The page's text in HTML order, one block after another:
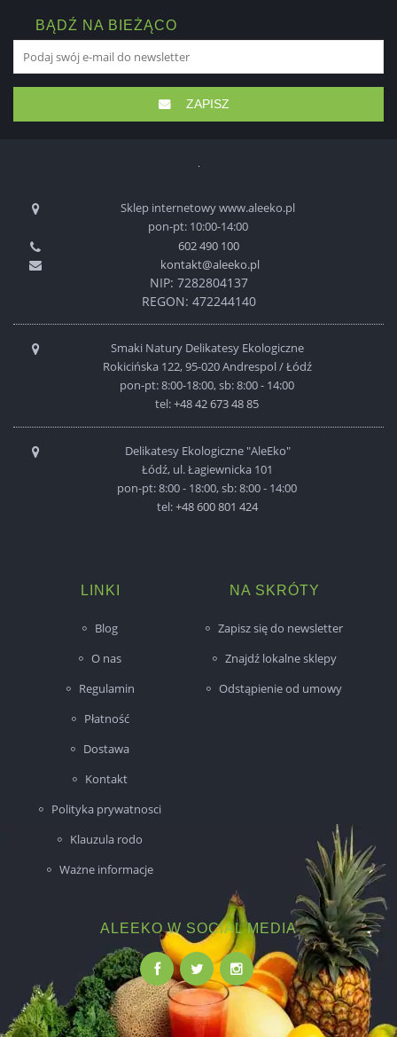
BĄDŹ NA BIEŻĄCO
ZAPISZ
Sklep internetowy www.aleeko.pl
pon-pt: 10:00-14:00
602 490 100
kontakt@aleeko.pl
NIP: 7282804137
REGON: 472244140
Smaki Natury Delikatesy Ekologiczne
Rokicińska 122, 95-020 Andrespol / Łódź
pon-pt: 8:00-18:00, sb: 8:00 - 14:00
tel:+48 42 673 48 85
Delikatesy Ekologiczne "AleEko"
Łódź, ul. Łagiewnicka 101
pon-pt: 8:00 - 18:00, sb: 8:00 - 14:00
tel:+48 600 801 424
LINKI
Blog
O nas
Regulamin
Płatność
Dostawa
Kontakt
Polityka prywatnosci
Klauzula rodo
Ważne informacje
NA SKRÓTY
Zapisz się do newsletter
Znajdź lokalne sklepy
Odstąpienie od umowy
ALEEKO W SOCIAL MEDIA